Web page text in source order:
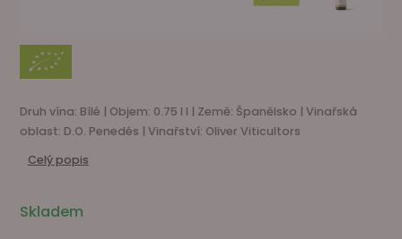
Druh vína: Bílé | Objem: 0.75 l l | Země: Španělsko | Vinařská
oblast: D.O. Penedés | Vinařství: Oliver Viticultors
Celý popis
Skladem